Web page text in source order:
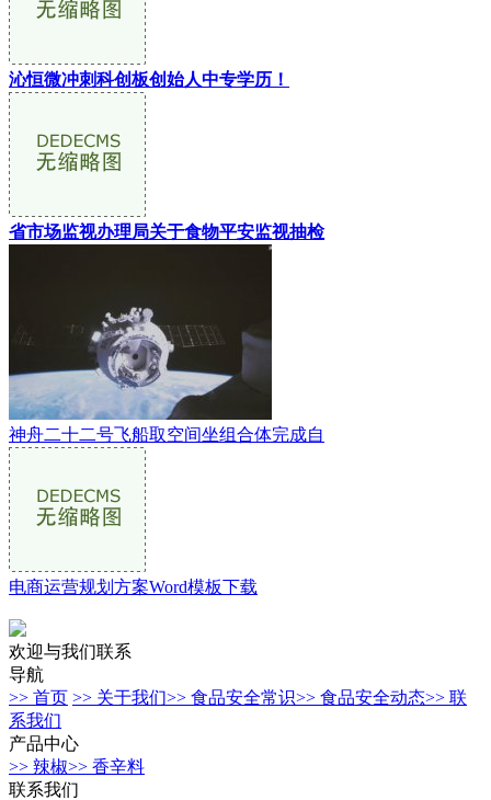
沁恒微冲刺科创板创始人中专学历！
省市场监视办理局关于食物平安监视抽检
神舟二十二号飞船取空间坐组合体完成自
电商运营规划方案Word模板下载
欢迎与我们联系
导航
>> 首页 >> 关于我们>> 食品安全常识>> 食品安全动态>> 联
系我们
产品中心
>> 辣椒>> 香辛料
联系我们